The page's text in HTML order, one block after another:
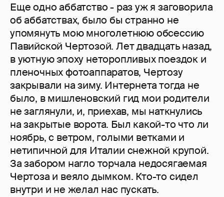
Еще одно аббатство - раз уж я заговорила
об аббатствах, было бы странно не
упомянуть мою многолетнюю обсессию
Павийской Чертозой. Лет двадцать назад,
в уютную эпоху неторопливых поездок и
пленочных фотоаппаратов, Чертозу
закрывали на зиму. Интернета тогда не
было, в мишленовский гид мои родители
не заглянули, и, приехав, мы наткнулись
на закрытые ворота. Был какой-то что ли
ноябрь, с ветром, голыми ветками и
нетипичной для Италии снежной крупой.
За забором нагло торчала недосягаемая
Чертоза и веяло дымком. Кто-то сидел
внутри и не желал нас пускать.